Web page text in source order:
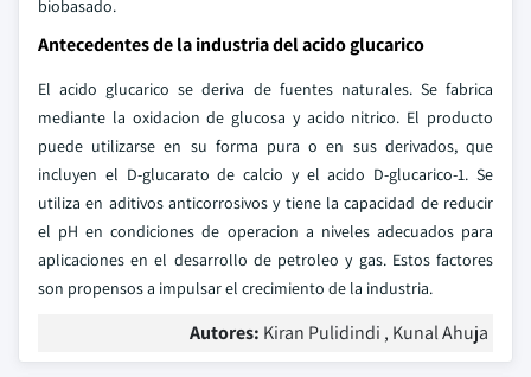
biobasado.
Antecedentes de la industria del acido glucarico
El acido glucarico se deriva de fuentes naturales. Se fabrica
mediante la oxidacion de glucosa y acido nitrico. El producto
puede utilizarse en su forma pura o en sus derivados, que
incluyen el D-glucarato de calcio y el acido D-glucarico-1. Se
utiliza en aditivos anticorrosivos y tiene la capacidad de reducir
el pH en condiciones de operacion a niveles adecuados para
aplicaciones en el desarrollo de petroleo y gas. Estos factores
son propensos a impulsar el crecimiento de la industria.
Autores: Kiran Pulidindi , Kunal Ahuja